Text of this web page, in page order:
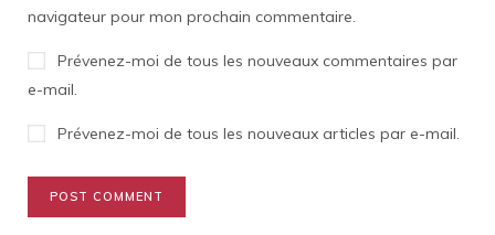
navigateur pour mon prochain commentaire.
Prévenez-moi de tous les nouveaux commentaires par
e-mail.
Prévenez-moi de tous les nouveaux articles par e-mail.